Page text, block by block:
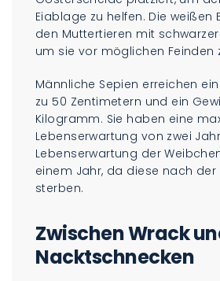
Eiablage zu helfen. Die weißen
den Muttertieren mit
um sie vor möglichen Feinden
Männliche Sepien erreichen
zu 50 Zentimetern und ein
Kilogramm. Sie haben eine
Lebenserwartung von zwei
Lebenserwartung der
einem Jahr, da diese nach der
sterben.
Zwischen Wrack
Nacktschnecken